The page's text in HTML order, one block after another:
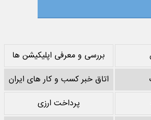
بررسی و معرفی اپلیکیشن ها
اتاق خبر کسب و کار های ایران
پرداخت ارزی